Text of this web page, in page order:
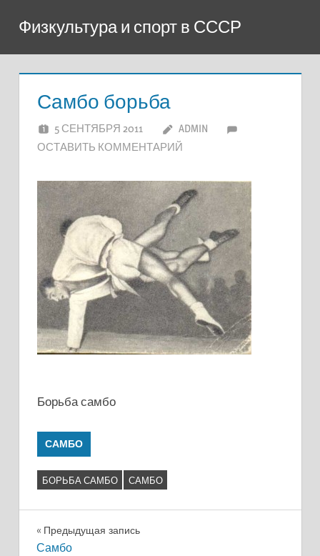
содержимому
Физкультура и спорт в СССР
Самбо борьба
5 СЕНТЯБРЯ 2011
ADMIN
ОСТАВИТЬ КОММЕНТАРИЙ
Борьба самбо
САМБО
БОРЬБА САМБО САМБО
Навигация
Предыдущая запись
Самбо